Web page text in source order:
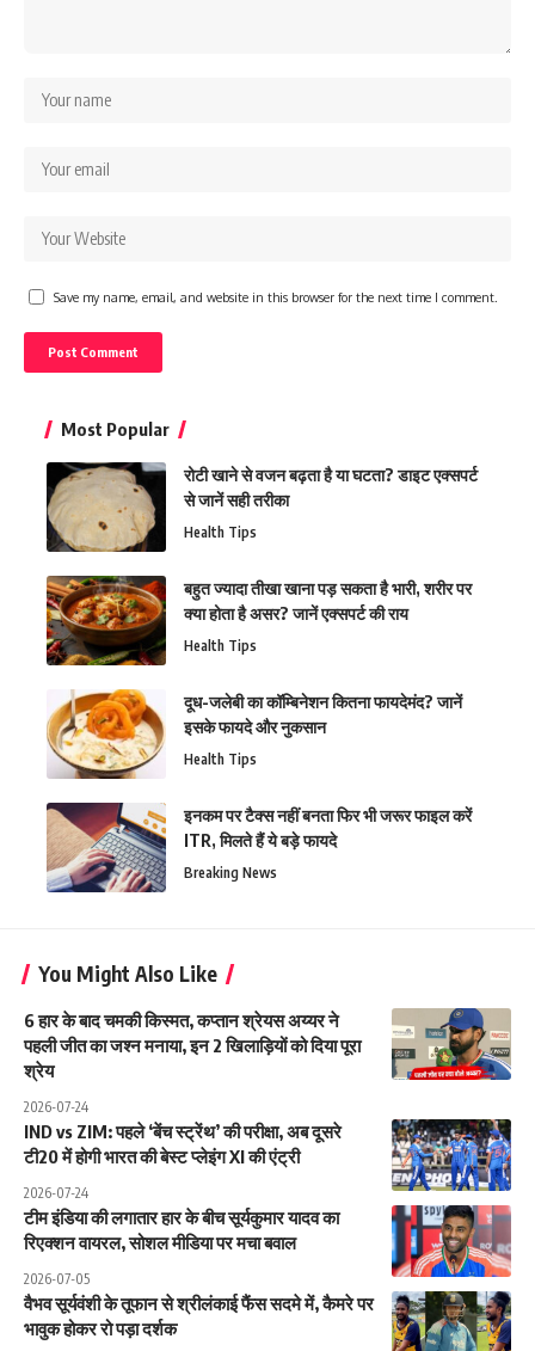
Save my name, email, and website in this browser for the next time I comment.
Most Popular
रोटी खाने से वजन बढ़ता है या घटता? डाइट एक्सपर्ट
से जानें सही तरीका
Health Tips
बहुत ज्यादा तीखा खाना पड़ सकता है भारी, शरीर पर
क्या होता है असर? जानें एक्सपर्ट की राय
Health Tips
दूध-जलेबी का कॉम्बिनेशन कितना फायदेमंद? जानें
इसके फायदे और नुकसान
Health Tips
इनकम पर टैक्स नहीं बनता फिर भी जरूर फाइल करें
ITR, मिलते हैं ये बड़े फायदे
Breaking News
You Might Also Like
6 हार के बाद चमकी किस्मत, कप्तान श्रेयस अय्यर ने
पहली जीत का जश्न मनाया, इन 2 खिलाड़ियों को दिया पूरा
श्रेय
2026-07-24
IND vs ZIM: पहले ‘बेंच स्ट्रेंथ’ की परीक्षा, अब दूसरे
टी20 में होगी भारत की बेस्ट प्लेइंग XI की एंट्री
2026-07-24
टीम इंडिया की लगातार हार के बीच सूर्यकुमार यादव का
रिएक्शन वायरल, सोशल मीडिया पर मचा बवाल
2026-07-05
वैभव सूर्यवंशी के तूफान से श्रीलंकाई फैंस सदमे में, कैमरे पर
भावुक होकर रो पड़ा दर्शक